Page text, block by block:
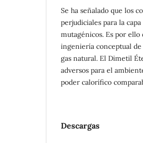
Se ha señalado que los
perjudiciales para la
mutagénicos. Es por
ingeniería conceptual
gas natural. El Dimetil
adversos para el
poder calorífico
Descargas